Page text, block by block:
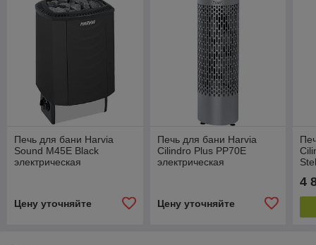
Печь для бани Harvia
Sound M45E Black
электрическая
Цену уточняйте
Печь для бани Harvia
Cilindro Plus PP70E
электрическая
Цену уточняйте
4